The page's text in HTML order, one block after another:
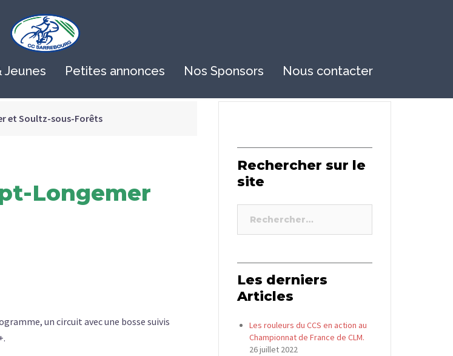
Jeunes Petites annonces Nos Sponsors Nous contacter
et Soultz-sous-Forêts
Longemer
un circuit avec une bosse suivis
Rechercher sur le
site
Les derniers
Articles
Les rouleurs du CCS en action au
Championnat de France de CLM.
26 juillet 2022